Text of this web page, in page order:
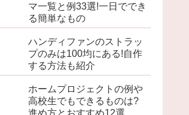
マ一覧と例33選!一日ででき
る簡単なもの
ハンディファンのストラッ
プのみは100均にある!自作
する方法も紹介
ホームプロジェクトの例や
高校生でもできるものは?
進め方とおすすめ12選